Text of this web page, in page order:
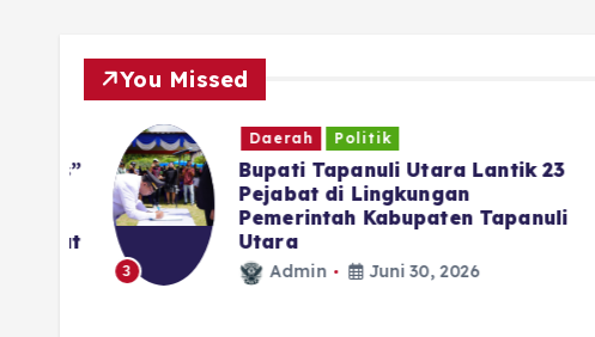
You Missed
Daerah Politik
Bupati Tapanuli Utara Lantik 23
Pejabat di Lingkungan
Pemerintah Kabupaten Tapanuli
Utara
Admin Juni 30, 2026